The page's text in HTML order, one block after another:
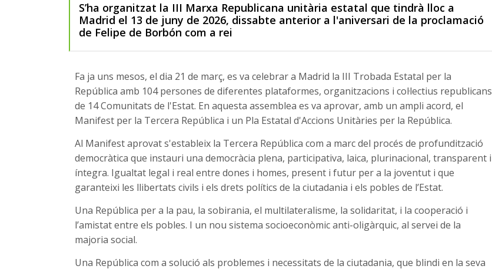
S’ha organitzat la III Marxa Republicana unitària estatal que tindrà lloc a
Madrid el 13 de juny de 2026, dissabte anterior a l'aniversari de la proclamació
de Felipe de Borbón com a rei
Fa ja uns mesos, el dia 21 de març, es va celebrar a Madrid la III Trobada Estatal per la
República amb 104 persones de diferentes plataformes, organitzacions i col·lectius republicans
de 14 Comunitats de l'Estat. En aquesta assemblea es va aprovar, amb un ampli acord, el
Manifest per la Tercera República i un Pla Estatal d'Accions Unitàries per la República.
Al Manifest aprovat s'estableix la Tercera República com a marc del procés de profundització
democràtica que instauri una democràcia plena, participativa, laica, plurinacional, transparent i
íntegra. Igualtat legal i real entre dones i homes, present i futur per a la joventut i que
garanteixi les llibertats civils i els drets polítics de la ciutadania i els pobles de l’Estat.
Una República per a la pau, la sobirania, el multilateralisme, la solidaritat, i la cooperació i
l’amistat entre els pobles. I un nou sistema socioeconòmic anti-oligàrquic, al servei de la
majoria social.
Una República com a solució als problemes i necessitats de la ciutadania, que blindi en la seva